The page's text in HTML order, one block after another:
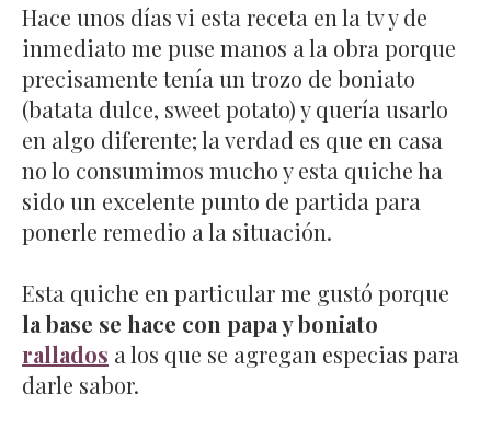
Hace unos días vi esta receta en la tv y de
inmediato me puse manos a la obra porque
precisamente tenía un trozo de boniato
(batata dulce, sweet potato) y quería usarlo
en algo diferente; la verdad es que en casa
no lo consumimos mucho y esta quiche ha
sido un excelente punto de partida para
ponerle remedio a la situación.
Esta quiche en particular me gustó porque
la base se hace con papa y boniato
rallados a los que se agregan especias para
darle sabor.